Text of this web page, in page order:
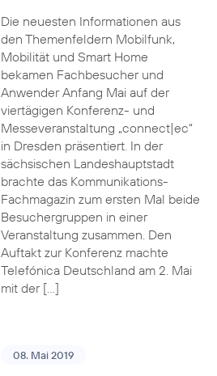
Die neuesten Informationen aus
den Themenfeldern Mobilfunk,
Mobilität und Smart Home
bekamen Fachbesucher und
Anwender Anfang Mai auf der
viertägigen Konferenz- und
Messeveranstaltung „connect|ec“
in Dresden präsentiert. In der
sächsischen Landeshauptstadt
brachte das Kommunikations-
Fachmagazin zum ersten Mal beide
Besuchergruppen in einer
Veranstaltung zusammen. Den
Auftakt zur Konferenz machte
Telefónica Deutschland am 2. Mai
mit der […]
08. Mai 2019